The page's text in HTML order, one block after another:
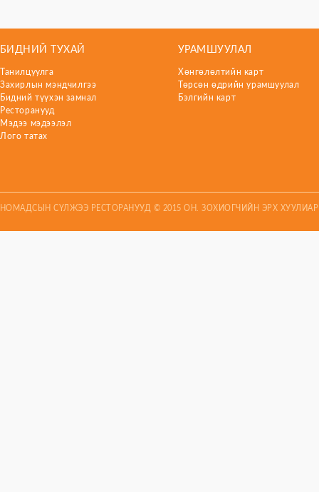
БИДНИЙ ТУХАЙ
Танилцуулга
Захирлын мэндчилгээ
Бидний түүхэн замнал
Ресторанууд
Мэдээ мэдээлэл
Лого татах
УРАМШУУЛАЛ
Хөнгөлөлтийн карт
Төрсөн өдрийн урамшуулал
Бэлгийн карт
НОМАДСЫН СҮЛЖЭЭ РЕСТОРАНУУД © 2015 ОН. ЗОХИОГЧИЙН ЭРХ